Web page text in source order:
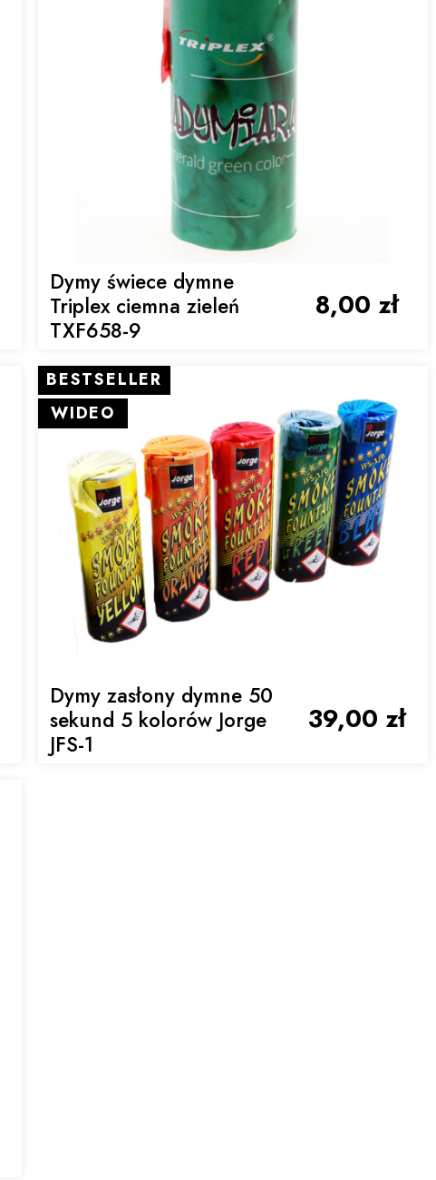
Dymy świece dymne
Triplex ciemna zieleń
TXF658-9
8,00 zł
Dymy zasłony dymne 50
sekund 5 kolorów Jorge
JFS-1
39,00 zł
BESTSELLER
WIDEO